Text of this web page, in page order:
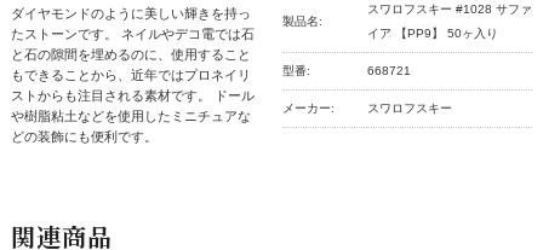
ダイヤモンドのように美しい輝きを持っ
たストーンです。 ネイルやデコ電では石
と石の隙間を埋めるのに、使用すること
もできることから、近年ではプロネイリ
ストからも注目される素材です。 ドール
や樹脂粘土などを使用したミニチュアな
どの装飾にも便利です。
製品名:
スワロフスキー #1028 サファ
イア 【PP9】 50ヶ入り
型番: 668721
メーカー: スワロフスキー
関連商品